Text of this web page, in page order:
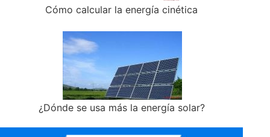
Cómo calcular la energía cinética
¿Dónde se usa más la energía solar?